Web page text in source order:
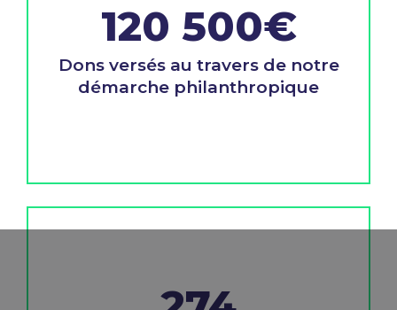
120 500€
Dons versés au travers de notre
démarche philanthropique